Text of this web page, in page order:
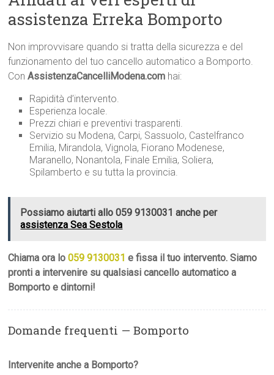
assistenza Erreka Bomporto
Non improvvisare quando si tratta della sicurezza e del
funzionamento del tuo cancello automatico a Bomporto.
ConAssistenzaCancelliModena.com hai:
Rapidità d’intervento.
Esperienza locale.
Prezzi chiari e preventivi trasparenti.
Servizio su Modena, Carpi, Sassuolo, Castelfranco
Emilia, Mirandola, Vignola, Fiorano Modenese,
Maranello, Nonantola, Finale Emilia, Soliera,
Spilamberto e su tutta la provincia.
Possiamo aiutarti allo 059 9130031 anche per
assistenza Sea Sestola
Chiama ora lo059 9130031 e fissa il tuo intervento. Siamo
pronti a intervenire su qualsiasi cancello automatico a
Bomporto e dintorni!
Domande frequenti — Bomporto
Intervenite anche a Bomporto?